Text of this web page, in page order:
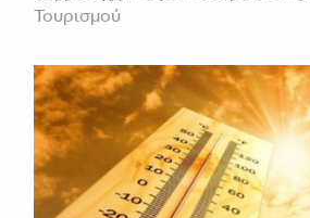
Τουρισμού